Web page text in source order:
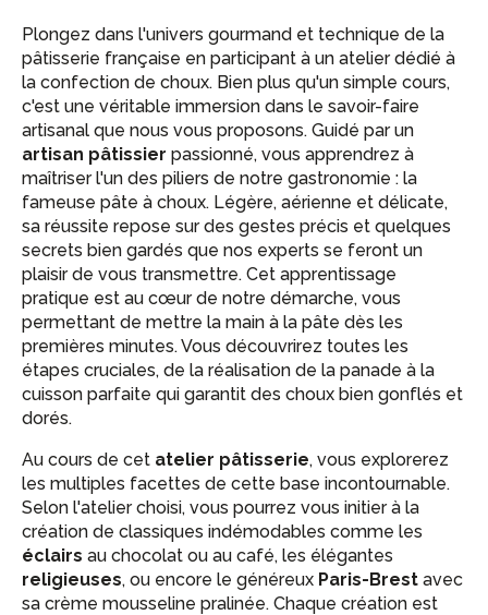
Plongez dans l'univers gourmand et technique de la
pâtisserie française en participant à un atelier dédié à
la confection de choux. Bien plus qu'un simple cours,
c'est une véritable immersion dans le savoir-faire
artisanal que nous vous proposons. Guidé par un
artisan pâtissier passionné, vous apprendrez à
maîtriser l'un des piliers de notre gastronomie : la
fameuse pâte à choux. Légère, aérienne et délicate,
sa réussite repose sur des gestes précis et quelques
secrets bien gardés que nos experts se feront un
plaisir de vous transmettre. Cet apprentissage
pratique est au cœur de notre démarche, vous
permettant de mettre la main à la pâte dès les
premières minutes. Vous découvrirez toutes les
étapes cruciales, de la réalisation de la panade à la
cuisson parfaite qui garantit des choux bien gonflés et
dorés.
Au cours de cet atelier pâtisserie, vous explorerez
les multiples facettes de cette base incontournable.
Selon l'atelier choisi, vous pourrez vous initier à la
création de classiques indémodables comme les
éclairs au chocolat ou au café, les élégantes
religieuses, ou encore le généreux Paris-Brest avec
sa crème mousseline pralinée. Chaque création est